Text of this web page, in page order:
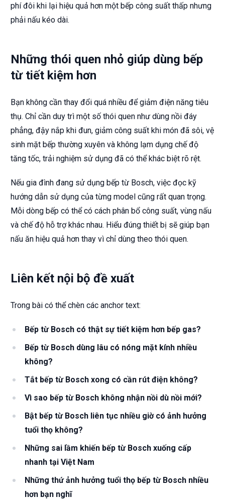
phí đôi khi lại hiệu quả hơn một bếp công suất thấp nhưng
phải nấu kéo dài.
Những thói quen nhỏ giúp dùng bếp
từ tiết kiệm hơn
Bạn không cần thay đổi quá nhiều để giảm điện năng tiêu
thụ. Chỉ cần duy trì một số thói quen như dùng nồi đáy
phẳng, đậy nắp khi đun, giảm công suất khi món đã sôi, vệ
sinh mặt bếp thường xuyên và không lạm dụng chế độ
tăng tốc, trải nghiệm sử dụng đã có thể khác biệt rõ rệt.
Nếu gia đình đang sử dụng bếp từ Bosch, việc đọc kỹ
hướng dẫn sử dụng của từng model cũng rất quan trọng.
Mỗi dòng bếp có thể có cách phân bổ công suất, vùng nấu
và chế độ hỗ trợ khác nhau. Hiểu đúng thiết bị sẽ giúp bạn
nấu ăn hiệu quả hơn thay vì chỉ dùng theo thói quen.
Liên kết nội bộ đề xuất
Trong bài có thể chèn các anchor text:
Bếp từ Bosch có thật sự tiết kiệm hơn bếp gas?
Bếp từ Bosch dùng lâu có nóng mặt kính nhiều
không?
Tắt bếp từ Bosch xong có cần rút điện không?
Vì sao bếp từ Bosch không nhận nồi dù nồi mới?
Bật bếp từ Bosch liên tục nhiều giờ có ảnh hưởng
tuổi thọ không?
Những sai lầm khiến bếp từ Bosch xuống cấp
nhanh tại Việt Nam
Những thứ ảnh hưởng tuổi thọ bếp từ Bosch nhiều
hơn bạn nghĩ